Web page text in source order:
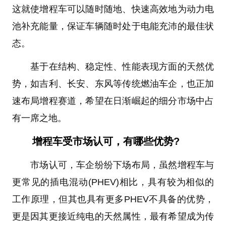
这就使增程车可以随时随地、快速高效地为动力电
池补充能量，保证车辆随时处于电能充沛的最佳状
态。
基于在结构、稳定性、性能表现方面的天然优
势，如吉利、长安、东风等传统燃油车企，也正加
速布局增程赛道，希望在日渐崛起的细分市场中占
有一席之地。
增程车受市场认可，有哪些优势?
市场认可，车企纷纷下场布局，虽然增程车与
更常见的插电混动(PHEV)相比，具有较为相似的
工作原理，但其也具有更多PHEV不具备的优势，
更是因其更接近纯电的天然属性，最有希望成为传